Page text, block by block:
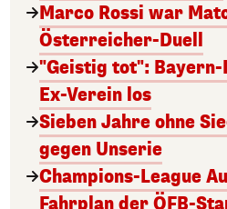
Marco Rossi war
Österreicher-Duell
"Geistig tot": Bayern-
Ex-Verein los
Sieben Jahre ohne
gegen Unserie
Champions-League
Fahrplan der ÖFB-